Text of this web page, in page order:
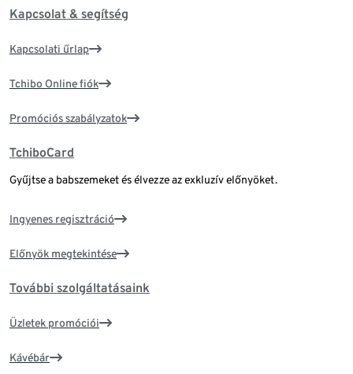
Kapcsolat & segítség
Kapcsolati űrlap
Tchibo Online fiók
Promóciós szabályzatok
TchiboCard
Gyűjtse a babszemeket és élvezze az exkluzív előnyöket.
Ingyenes regisztráció
Előnyök megtekintése
További szolgáltatásaink
Üzletek promóciói
Kávébár